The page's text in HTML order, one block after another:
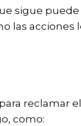
sigue
acciones
reclamar
como: